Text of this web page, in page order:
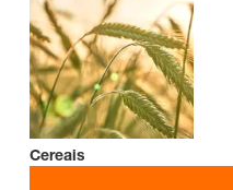
Cereais